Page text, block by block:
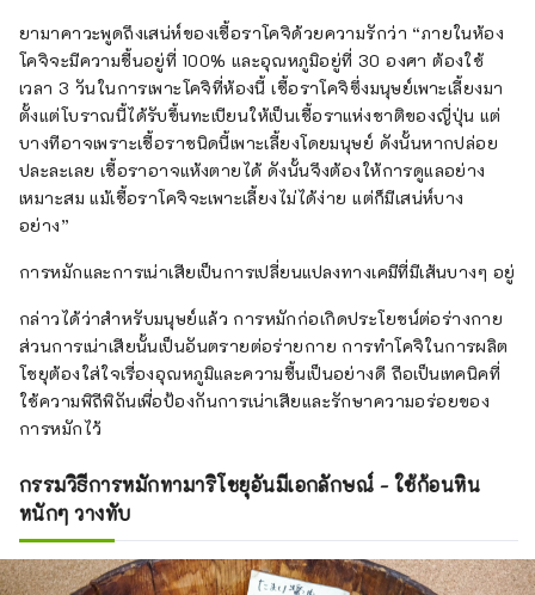
ยามาคาวะพูดถึงเสน่ห์ของเชื้อราโคจิด้วยความรักว่า “ภายในห้อง
โคจิจะมีความชื้นอยู่ที่ 100% และอุณหภูมิอยู่ที่ 30 องศา ต้องใช้
เวลา 3 วันในการเพาะโคจิที่ห้องนี้ เชื้อราโคจิซึ่งมนุษย์เพาะเลี้ยงมา
ตั้งแต่โบราณนี้ได้รับขึ้นทะเบียนให้เป็นเชื้อราแห่งชาติของญี่ปุ่น แต่
บางทีอาจเพราะเชื้อราชนิดนี้เพาะเลี้ยงโดยมนุษย์ ดังนั้นหากปล่อย
ปละละเลย เชื้อราอาจแห้งตายได้ ดังนั้นจึงต้องให้การดูแลอย่าง
เหมาะสม แม้เชื้อราโคจิจะเพาะเลี้ยงไม่ได้ง่าย แต่ก็มีเสน่ห์บาง
อย่าง”
การหมักและการเน่าเสียเป็นการเปลี่ยนแปลงทางเคมีที่มีเส้นบางๆ อยู่
กล่าวได้ว่าสำหรับมนุษย์แล้ว การหมักก่อเกิดประโยชน์ต่อร่างกาย
ส่วนการเน่าเสียนั้นเป็นอันตรายต่อร่ายกาย การทำโคจิในการผลิต
โชยุต้องใส่ใจเรื่องอุณหภูมิและความชื้นเป็นอย่างดี ถือเป็นเทคนิคที่
ใช้ความพิถีพิถันเพื่อป้องกันการเน่าเสียและรักษาความอร่อยของ
การหมักไว้
กรรมวิธีการหมักทามาริโชยุอันมีเอกลักษณ์ - ใช้ก้อนหิน
หนักๆ วางทับ